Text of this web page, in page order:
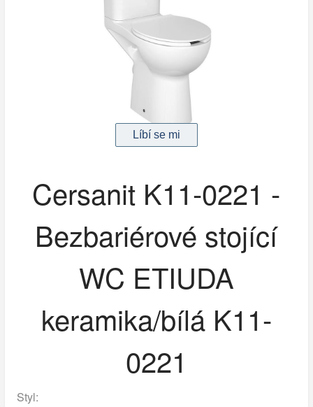
Cersanit K11-0221 -
Bezbariérové stojící
WC ETIUDA
keramika/bílá K11-
0221
Styl: